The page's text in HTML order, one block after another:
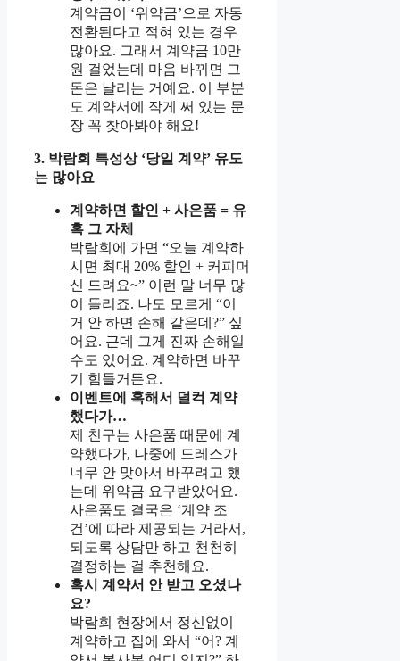
계약금이 ‘위약금’으로 자동
전환된다고 적혀 있는 경우
많아요. 그래서 계약금 10만
원 걸었는데 마음 바뀌면 그
돈은 날리는 거예요. 이 부분
도 계약서에 작게 써 있는 문
장 꼭 찾아봐야 해요!
3. 박람회 특성상 ‘당일 계약’ 유도
는 많아요
계약하면 할인 + 사은품 = 유
혹 그 자체
박람회에 가면 “오늘 계약하
시면 최대 20% 할인 + 커피머
신 드려요~” 이런 말 너무 많
이 들리죠. 나도 모르게 “이
거 안 하면 손해 같은데?” 싶
어요. 근데 그게 진짜 손해일
수도 있어요. 계약하면 바꾸
기 힘들거든요.
이벤트에 혹해서 덜컥 계약
했다가…
제 친구는 사은품 때문에 계
약했다가, 나중에 드레스가
너무 안 맞아서 바꾸려고 했
는데 위약금 요구받았어요.
사은품도 결국은 ‘계약 조
건’에 따라 제공되는 거라서,
되도록 상담만 하고 천천히
결정하는 걸 추천해요.
혹시 계약서 안 받고 오셨나
요?
박람회 현장에서 정신없이
계약하고 집에 와서 “어? 계